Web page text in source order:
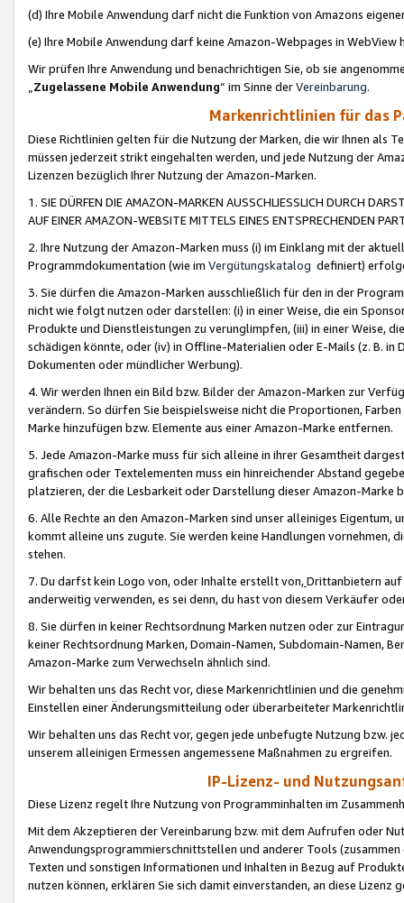
(d) Ihre Mobile Anwendung darf nicht die Funktion von Amazons
(e) Ihre Mobile Anwendung darf keine Amazon-Webpages in WebView
Wir prüfen Ihre Anwendung und benachrichtigen Sie, ob sie
„Zugelassene Mobile Anwendung“ im Sinne derVereinbarung.
Markenrichtlinien für das
Diese Richtlinien gelten für die Nutzung der Marken, die wir Ihnen als
müssen jederzeit strikt eingehalten werden, und jede Nutzung der
Lizenzen bezüglich Ihrer Nutzung der Amazon-Marken.
1. SIE DÜRFEN DIE AMAZON-MARKEN AUSSCHLIESSLICH DURCH
AUF EINER AMAZON-WEBSITE MITTELS EINES ENTSPRECHENDEN
2. Ihre Nutzung der Amazon-Marken muss (i) im Einklang mit der
Programmdokumentation (wie im Vergütungskatalog definiert)
3. Sie dürfen die Amazon-Marken ausschließlich für den in der
nicht wie folgt nutzen oder darstellen: (i) in einer Weise, die ein
Produkte und Dienstleistungen zu verunglimpfen, (iii) in einer Weise,
schädigen könnte, oder (iv) in Offline-Materialien oder E-Mails (z. B. in
Dokumenten oder mündlicher Werbung).
4. Wir werden Ihnen ein Bild bzw. Bilder der Amazon-Marken zur
verändern. So dürfen Sie beispielsweise nicht die Proportionen,
Marke hinzufügen bzw. Elemente aus einer Amazon-Marke entfernen.
5. Jede Amazon-Marke muss für sich alleine in ihrer Gesamtheit
grafischen oder Textelementen muss ein hinreichender Abstand
platzieren, der die Lesbarkeit oder Darstellung dieser Amazon-Marke
6. Alle Rechte an den Amazon-Marken sind unser alleiniges
kommt alleine uns zugute. Sie werden keine Handlungen vornehmen,
stehen.
7. Du darfst kein Logo von, oder Inhalte erstellt von,Drittanbietern auf
anderweitig verwenden, es sei denn, du hast von diesem Verkäufer
8. Sie dürfen in keiner Rechtsordnung Marken nutzen oder zur
keiner Rechtsordnung Marken, Domain-Namen, Subdomain-Namen,
Amazon-Marke zum Verwechseln ähnlich sind.
Wir behalten uns das Recht vor, diese Markenrichtlinien und die
Einstellen einer Änderungsmitteilung oder überarbeiteter
Wir behalten uns das Recht vor, gegen jede unbefugte Nutzung bzw.
unserem alleinigen Ermessen angemessene Maßnahmen zu ergreifen.
IP-Lizenz- und
Diese Lizenz regelt Ihre Nutzung von Programminhalten im
Mit dem Akzeptieren der Vereinbarung bzw. mit dem Aufrufen oder
Anwendungsprogrammierschnittstellen und anderer Tools (zusammen
Texten und sonstigen Informationen und Inhalten in Bezug auf
nutzen können, erklären Sie sich damit einverstanden, an diese Lizenz